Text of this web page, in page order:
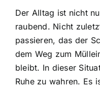
Der Alltag ist nicht
raubend. Nicht
passieren, das der
dem Weg zum
bleibt. In dieser
Ruhe zu wahren. Es